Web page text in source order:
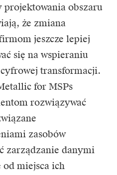
projektowania obszaru
że zmiana
jeszcze lepiej
się na wspieraniu
transformacji.
for MSPs
rozwiązywać
zasobów
zarządzanie danymi
miejsca ich